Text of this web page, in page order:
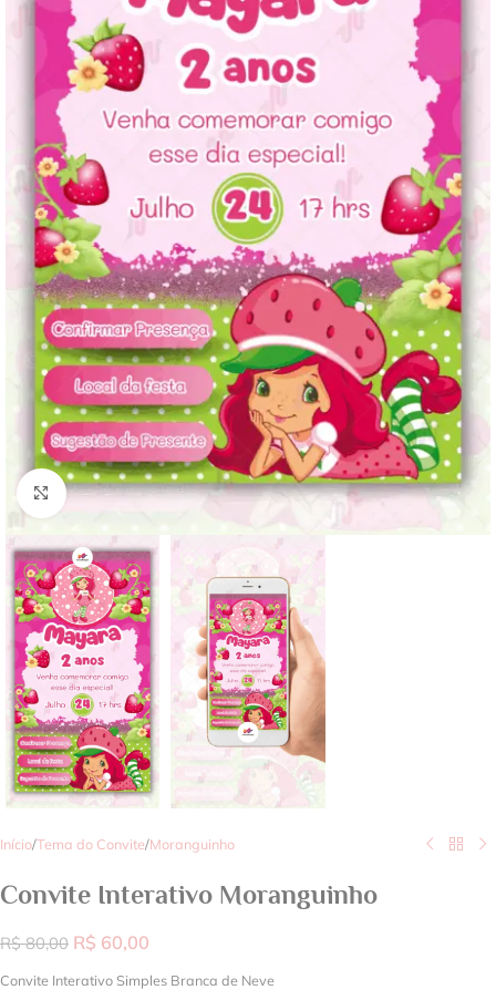
Clique para ampliar
Início/Tema do Convite/Moranguinho
Convite Interativo Moranguinho
R$80,00 R$ 60,00
Convite Interativo Simples Branca de Neve